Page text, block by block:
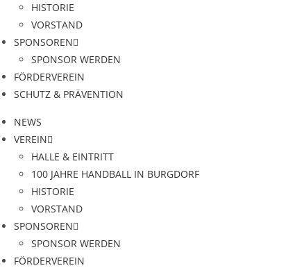
HISTORIE
VORSTAND
SPONSOREN
SPONSOR WERDEN
FÖRDERVEREIN
SCHUTZ & PRÄVENTION
NEWS
VEREIN
HALLE & EINTRITT
100 JAHRE HANDBALL IN BURGDORF
HISTORIE
VORSTAND
SPONSOREN
SPONSOR WERDEN
FÖRDERVEREIN